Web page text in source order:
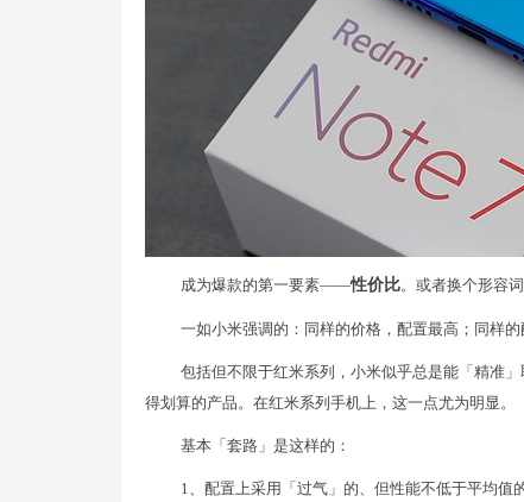
成为爆款的第一要素——性价比。或者换个形容词
一如小米强调的：同样的价格，配置最高；同样的
包括但不限于红米系列，小米似乎总是能「精准
得划算的产品。在红米系列手机上，这一点尤为明显。
基本「套路」是这样的：
1、配置上采用「过气」的、但性能不低于平均值的